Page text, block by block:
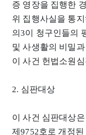
증 영장을 집행한
위 집행사실을 통
의3이 청구인들의
및 사생활의 비밀
이 사건 헌법소원
2. 심판대상
이 사건 심판대상
제9752호로 개정된